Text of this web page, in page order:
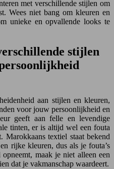
met verschillende stijlen om
Wees niet bang om kleuren en
unieke en opvallende looks te
stijlen
aan stijlen en kleuren,
voor jouw persoonlijkheid en
geeft aan felle en levendige
tinten, er is altijd wel een fouta
textiel staat bekend
rijke kleuren, dus als je fouta’s
maak je niet alleen een
dat je vakmanschap waardeert.